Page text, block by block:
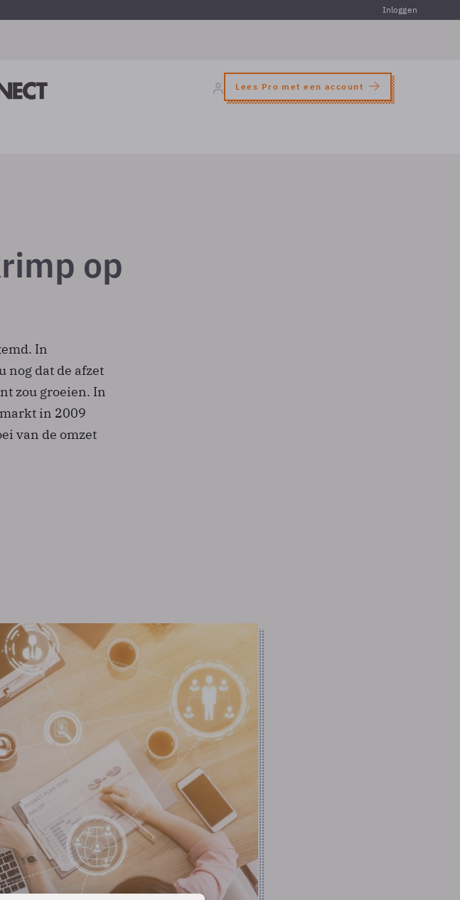
Inloggen
Lees Pro met een account
op
In
nog dat de afzet
zou groeien. In
in 2009
van de omzet